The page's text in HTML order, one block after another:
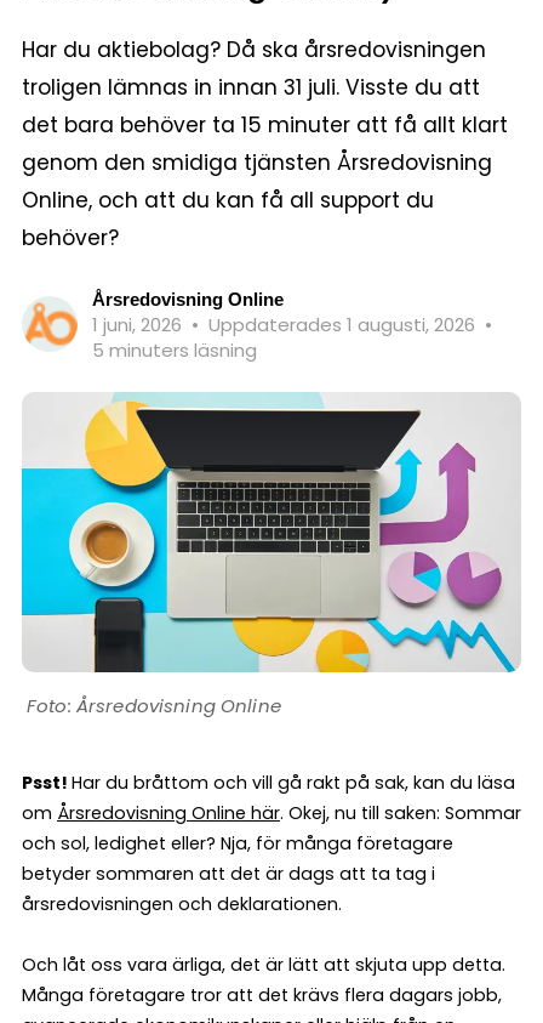
Har du aktiebolag? Då ska årsredovisningen
troligen lämnas in innan 31 juli. Visste du att
det bara behöver ta 15 minuter att få allt klart
genom den smidiga tjänsten Årsredovisning
Online, och att du kan få all support du
behöver?
Årsredovisning Online
1 juni, 2026 • Uppdaterades 1 augusti, 2026 •
5 minuters läsning
Årsredovisning Online
Psst! Har du bråttom och vill gå rakt på sak, kan du läsa
om Årsredovisning Online här. Okej, nu till saken: Sommar
och sol, ledighet eller? Nja, för många företagare
betyder sommaren att det är dags att ta tag i
årsredovisningen och deklarationen.
Och låt oss vara ärliga, det är lätt att skjuta upp detta.
Många företagare tror att det krävs flera dagars jobb,